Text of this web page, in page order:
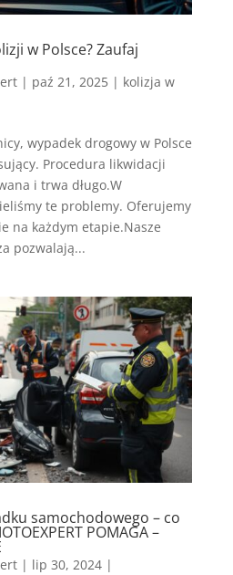
w Polsce? Zaufaj
| paź 21, 2025| kolizja w
wypadek drogowy w Polsce
Procedura likwidacji
i trwa długo.W
te problemy. Oferujemy
na każdym etapie.Nasze
pozwalają...
samochodowego – co
POMAGA –
| lip 30, 2024|